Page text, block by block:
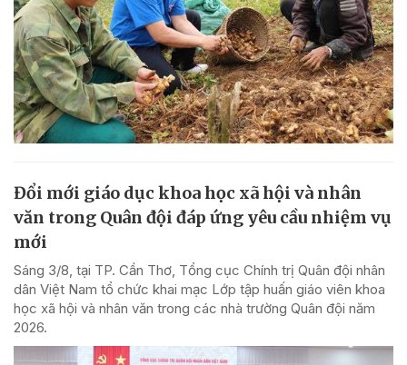
Đổi mới giáo dục khoa học xã hội và nhân
văn trong Quân đội đáp ứng yêu cầu nhiệm vụ
mới
Sáng 3/8, tại TP. Cần Thơ, Tổng cục Chính trị Quân đội nhân
dân Việt Nam tổ chức khai mạc Lớp tập huấn giáo viên khoa
học xã hội và nhân văn trong các nhà trường Quân đội năm
2026.